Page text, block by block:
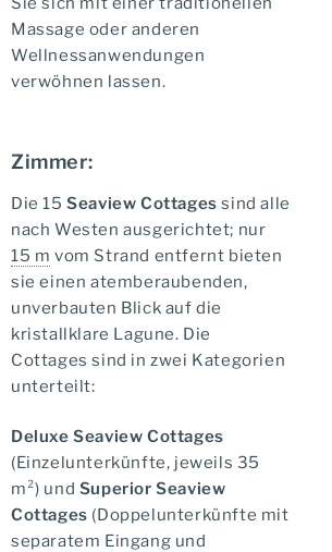
Massage oder anderen
Wellnessanwendungen
verwöhnen lassen.
Zimmer:
Die 15Seaview Cottages sind alle
nach Westen ausgerichtet; nur
15 m vom Strand entfernt bieten
sie einen atemberaubenden,
unverbauten Blick auf die
kristallklare Lagune. Die
Cottages sind in zwei Kategorien
unterteilt:
Deluxe Seaview Cottages
(Einzelunterkünfte, jeweils 35
m²) und Superior Seaview
Cottages (Doppelunterkünfte mit
separatem Eingang und